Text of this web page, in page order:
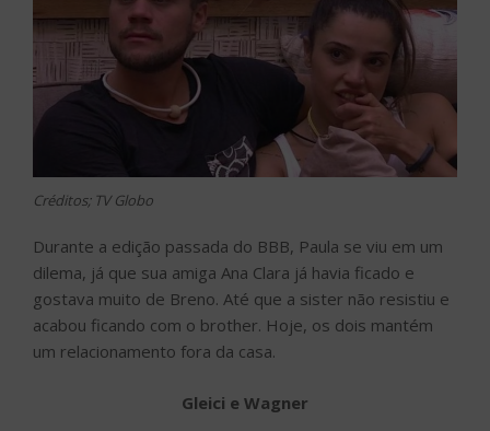
Créditos; TV Globo
Durante a edição passada do BBB, Paula se viu em um
dilema, já que sua amiga Ana Clara já havia ficado e
gostava muito de Breno. Até que a sister não resistiu e
acabou ficando com o brother. Hoje, os dois mantém
um relacionamento fora da casa.
Gleici e Wagner